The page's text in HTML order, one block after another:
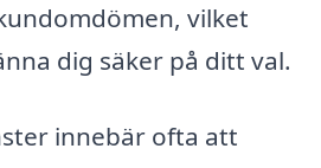
vilket
dig säker på ditt val.
innebär ofta att